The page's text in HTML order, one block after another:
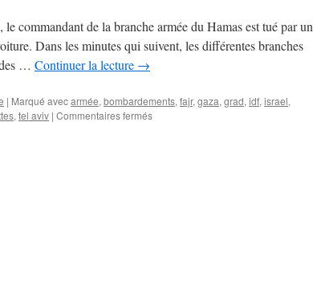
commandant de la branche armée du Hamas est tué par un
Dans les minutes qui suivent, les différentes branches
… Continuer la lecture →
| Marqué avecarmée, bombardements, fajr, gaza, grad, idf, israel,
, tel aviv | Commentaires fermés